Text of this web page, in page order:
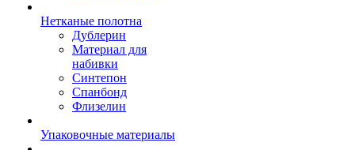
Нетканые полотна
Дублерин
Материал для
набивки
Синтепон
Спанбонд
Флизелин
Упаковочные материалы